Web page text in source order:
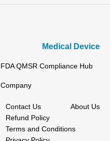
Medical Device
FDA QMSR Compliance Hub
Company
Contact Us
About Us
Refund Policy
Terms and Conditions